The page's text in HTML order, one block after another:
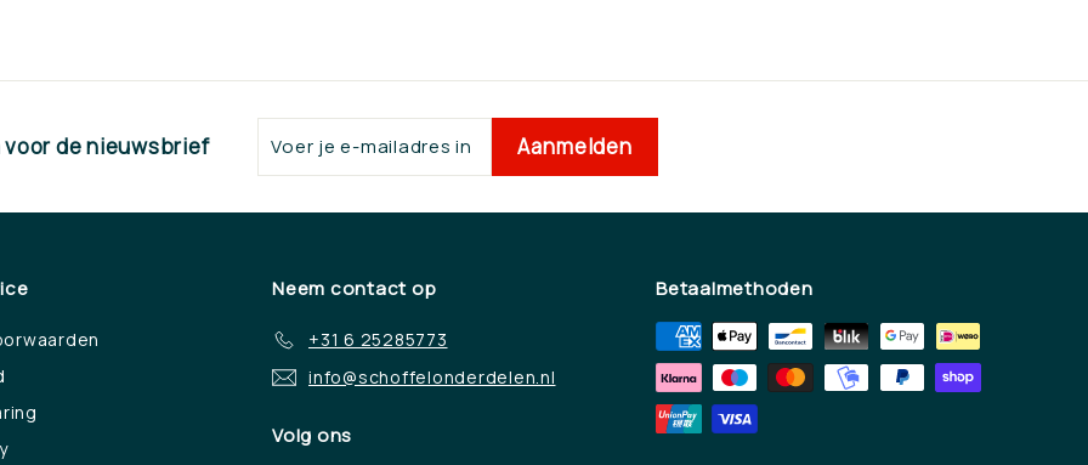
voor de nieuwsbrief
je
Aanmelden
Neem contact op
+31 6 25285773
info@schoffelonderdelen.nl
Volg ons
Betaalmethoden